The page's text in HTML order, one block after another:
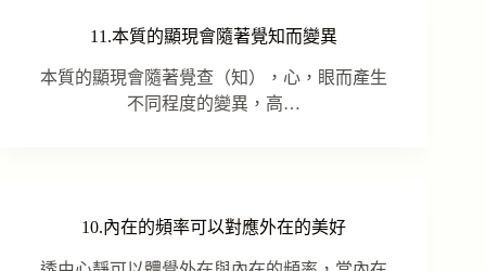
11.本質的顯現會隨著覺知而變異
本質的顯現會隨著覺查（知），心，眼而產生
不同程度的變異，高…
10.內在的頻率可以對應外在的美好